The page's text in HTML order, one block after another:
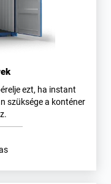
ezt, ha instant
szüksége a konténer